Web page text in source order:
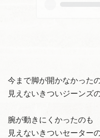
今まで脚が開かなかった
見えないきついジーンズ
腕が動きにくかったのも
見えないきついセーター